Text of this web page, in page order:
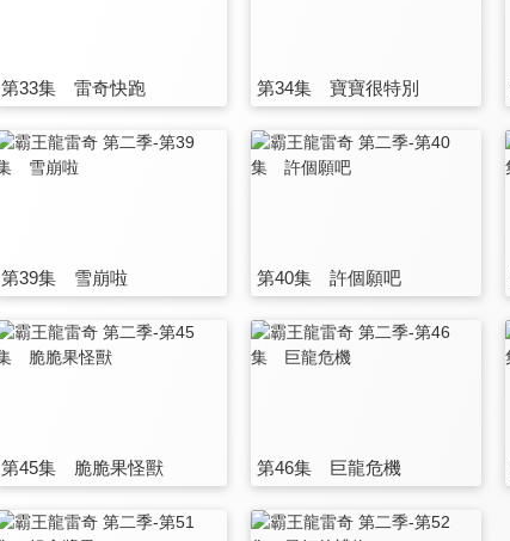
第33集 雷奇快跑 第34集 寶寶很特別
第39集 雪崩啦 第40集 許個願吧
第45集 脆脆果怪獸 第46集 巨龍危機